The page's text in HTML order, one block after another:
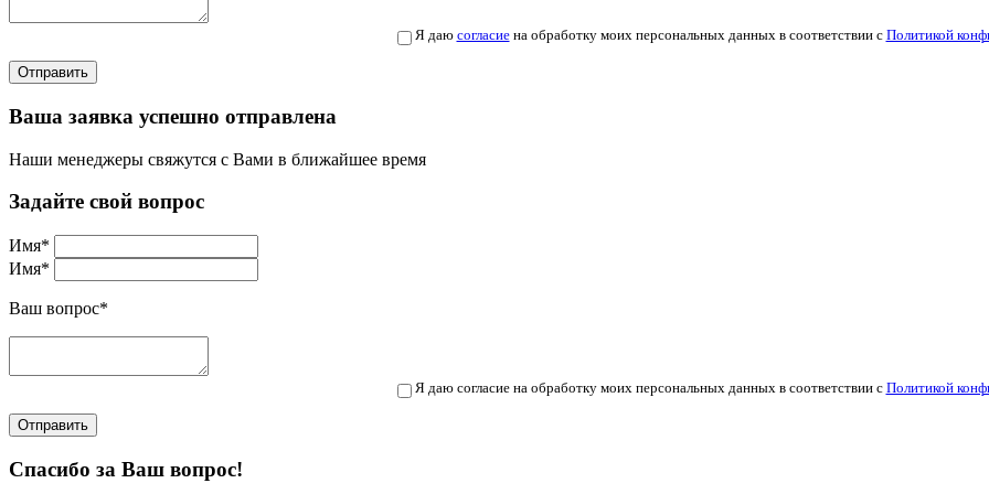
Я даю согласиена обработку моих персональных данных в соответствии с Политикой
Отправить
Ваша заявка успешно отправлена
Наши менеджеры свяжутся с Вами в ближайшее время
Задайте свой вопрос
Имя*
Имя*
Ваш вопрос*
Я даю согласие на обработку моих персональных данных в соответствии с Политикой
Отправить
Спасибо за Ваш вопрос!